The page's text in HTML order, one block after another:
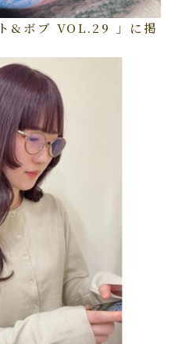
&ボブ VOL.29 」に掲